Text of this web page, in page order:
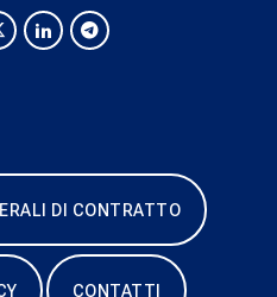
DI CONTRATTO
CONTATTI